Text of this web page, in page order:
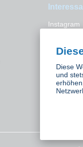
Instagram
Diese
und